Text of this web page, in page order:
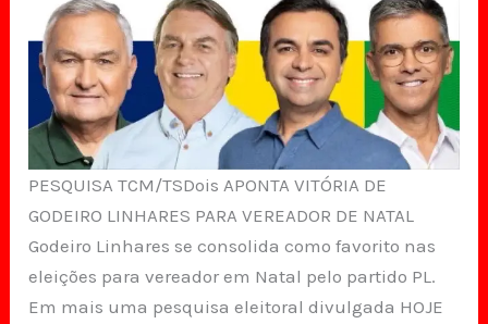
PESQUISA TCM/TSDois APONTA VITÓRIA DE
GODEIRO LINHARES PARA VEREADOR DE NATAL
Godeiro Linhares se consolida como favorito nas
eleições para vereador em Natal pelo partido PL.
Em mais uma pesquisa eleitoral divulgada HOJE